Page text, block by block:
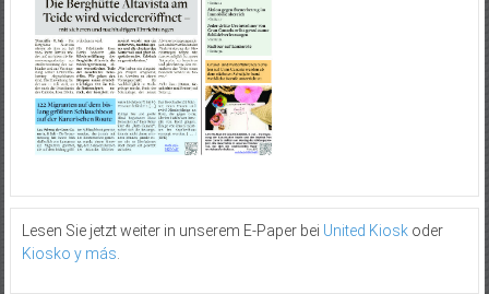
Lesen Sie jetzt weiter in unserem E-Paper bei United Kioskoder
Kiosko y más